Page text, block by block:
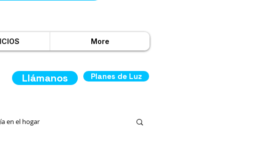
More
Llámanos Planes de Luz
en el hogar